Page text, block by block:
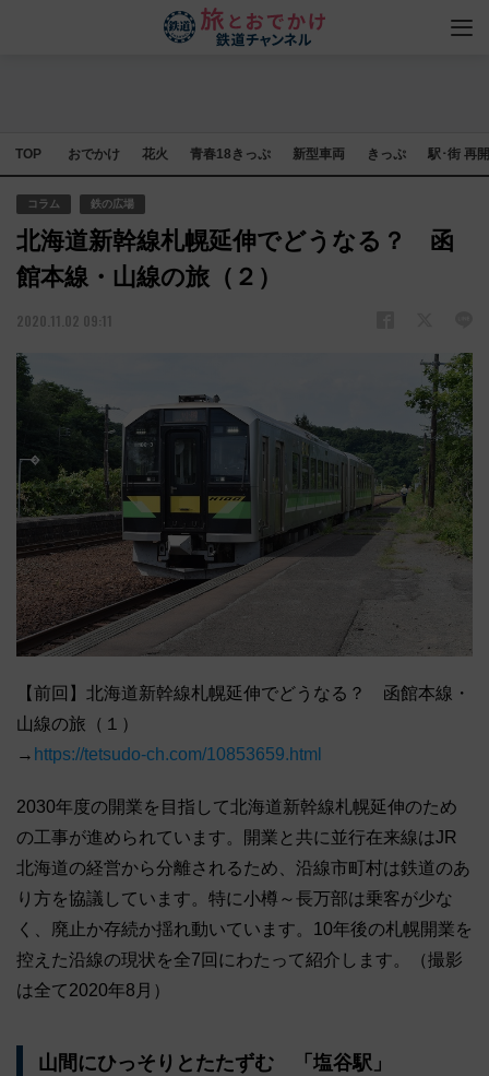
TOP おでかけ 花火 青春18きっぷ 新型車両 きっぷ 駅･街 再
コラム 鉄の広場
北海道新幹線札幌延伸でどうなる？ 函
館本線・山線の旅（２）
2020.11.02 09:11
【前回】北海道新幹線札幌延伸でどうなる？ 函館本線・
山線の旅（１）
→ https://tetsudo-ch.com/10853659.html
2030年度の開業を目指して北海道新幹線札幌延伸のため
の工事が進められています。開業と共に並行在来線はJR
北海道の経営から分離されるため、沿線市町村は鉄道のあ
り方を協議しています。特に小樽～長万部は乗客が少な
く、廃止か存続か揺れ動いています。10年後の札幌開業を
控えた沿線の現状を全7回にわたって紹介します。（撮影
は全て2020年8月）
山間にひっそりとたたずむ 「塩谷駅」